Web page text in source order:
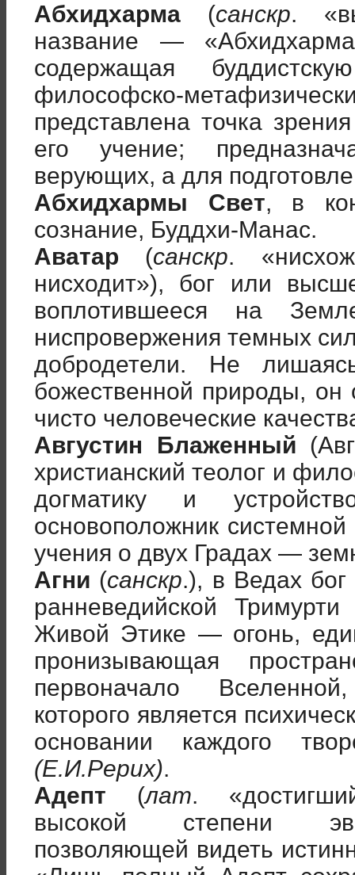
Абхидхарма (санскр.
название —
содержащая
философско-
представлена точка
его учение;
верующих, а для
Абхидхармы Свет, в
сознание, Буддхи-Манас.
Аватар (санскр.
нисходит»), бог или
воплотившееся на
ниспровержения темных
добродетели. Не
божественной природы, он
чисто человеческие
Августин Блаженный
христианский теолог и
догматику и
основоположник
учения о двух Градах —
Агни (санскр.), в Ведах бог
ранневедийской
Живой Этике — огонь,
пронизывающая
первоначало
которого является
основании каждого
(Е.И.Рерих).
Адепт (лат.
высокой степени
позволяющей видеть